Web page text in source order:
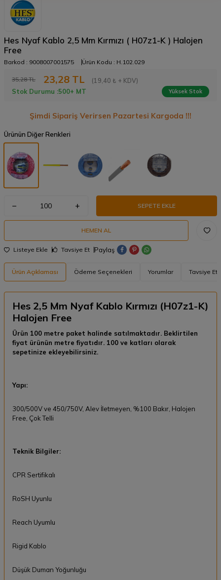
Hes Nyaf Kablo 2,5 Mm Kırmızı ( H07z1-K ) Halojen
Free
Barkod : 9008007001575 Ürün Kodu : H.102.029
35,28TL 23,28 TL
(19,40 ₺ + KDV)
Stok Durumu :500+ MT Yüksek Stok
Şimdi Sipariş Verirsen Pazartesi Kargoda !!!
Ürünün Diğer Renkleri
SEPETE EKLE
HEMEN AL
Listeye Ekle Tavsiye Et Paylaş
Ürün Açıklaması Ödeme Seçenekleri Yorumlar Tavsiye Et
Hes 2,5 Mm Nyaf Kablo Kırmızı (H07z1-K)
Halojen Free
Ürün 100 metre paket halinde satılmaktadır. Beklirtilen
fiyat ürünün metre fiyatıdır. 100 ve katları olarak
sepetinize ekleyebilirsiniz.
Yapı:
300/500V ve 450/750V, Alev İletmeyen, %100 Bakır, Halojen
Free, Çok Telli
Teknik Bilgiler:
CPR Sertifikalı
RoSH Uyunlu
Reach Uyumlu
Rigid Kablo
Düşük Duman Yoğunluğu